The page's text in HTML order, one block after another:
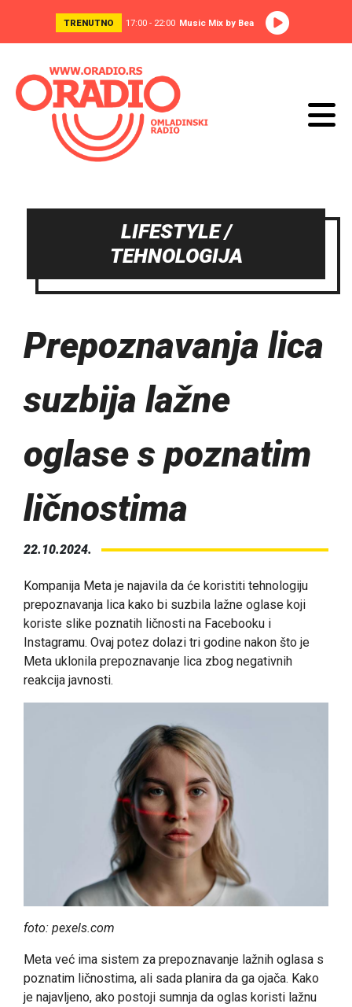
TRENUTNO 17:00 - 22:00 Music Mix by Bea
LIFESTYLE /
TEHNOLOGIJA
Prepoznavanja lica
suzbija lažne
oglase s poznatim
ličnostima
22.10.2024.
Kompanija Meta je najavila da će koristiti tehnologiju
prepoznavanja lica kako bi suzbila lažne oglase koji
koriste slike poznatih ličnosti na Facebooku i
Instagramu. Ovaj potez dolazi tri godine nakon što je
Meta uklonila prepoznavanje lica zbog negativnih
reakcija javnosti.
foto: pexels.com
Meta već ima sistem za prepoznavanje lažnih oglasa s
poznatim ličnostima, ali sada planira da ga ojača. Kako
je najavljeno, ako postoji sumnja da oglas koristi lažnu